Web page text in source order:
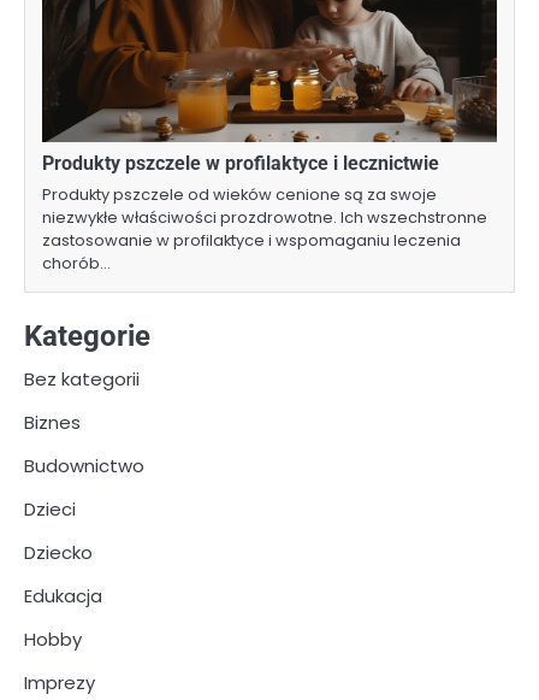
Produkty pszczele w profilaktyce i lecznictwie
Produkty pszczele od wieków cenione są za swoje
niezwykłe właściwości prozdrowotne. Ich wszechstronne
zastosowanie w profilaktyce i wspomaganiu leczenia
chorób…
Kategorie
Bez kategorii
Biznes
Budownictwo
Dzieci
Dziecko
Edukacja
Hobby
Imprezy